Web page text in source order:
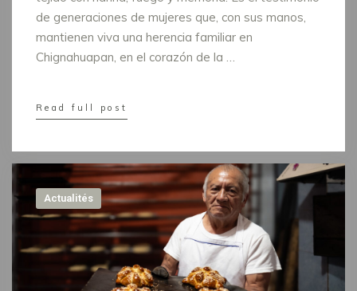
de generaciones de mujeres que, con sus manos,
mantienen viva una herencia familiar en
Chignahuapan, en el corazón de la …
Read full post
Actualités